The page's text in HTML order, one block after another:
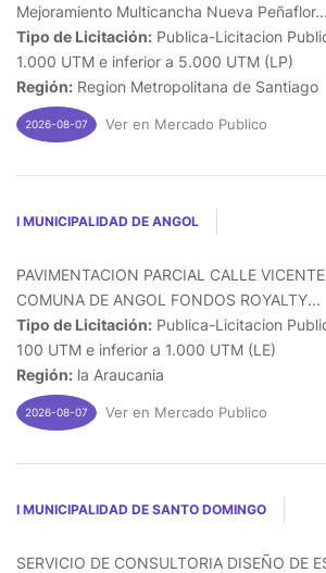
Mejoramiento Multicancha Nueva Peñaflor...
Tipo de Licitación: Publica-Licitacion
1.000 UTM e inferior a 5.000 UTM (LP)
Región: Region Metropolitana de Santiago
2026-08-07 Ver en Mercado Publico
I MUNICIPALIDAD DE ANGOL
PAVIMENTACION PARCIAL CALLE
COMUNA DE ANGOL FONDOS ROYALTY...
Tipo de Licitación: Publica-Licitacion
100 UTM e inferior a 1.000 UTM (LE)
Región: la Araucania
2026-08-07 Ver en Mercado Publico
I MUNICIPALIDAD DE SANTO DOMINGO
SERVICIO DE CONSULTORIA DISEÑO DE